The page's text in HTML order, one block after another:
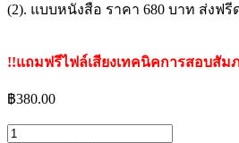
(2). แบบหนังสือ ราคา 680 บาท ส่งฟรี
!!แถมฟรีไฟล์เสียงเทคนิคการสอบสั
฿380.00
จำนวน